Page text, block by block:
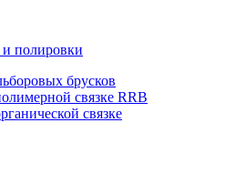
полировки
брусков
связке RRB
связке